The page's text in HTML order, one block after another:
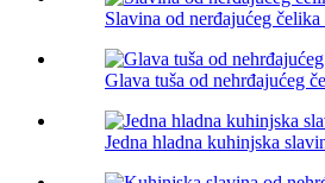
Slavina od nerđajućeg čelika
Glava tuša od nehrđajućeg
Jedna hladna kuhinjska